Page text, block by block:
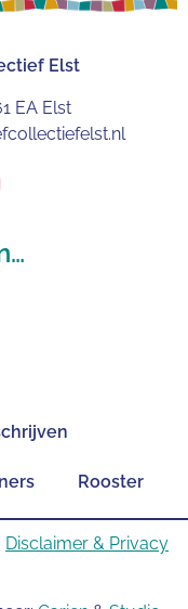
Elst
EA Elst
Rooster
Disclaimer & Privacy